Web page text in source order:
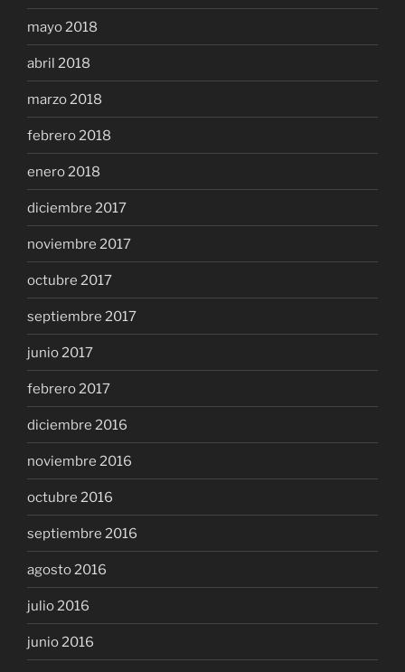
mayo 2018
abril 2018
marzo 2018
febrero 2018
enero 2018
diciembre 2017
noviembre 2017
octubre 2017
septiembre 2017
junio 2017
febrero 2017
diciembre 2016
noviembre 2016
octubre 2016
septiembre 2016
agosto 2016
julio 2016
junio 2016